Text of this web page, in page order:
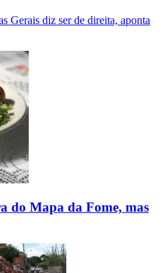
Gerais diz ser de direita, aponta
do Mapa da Fome, mas